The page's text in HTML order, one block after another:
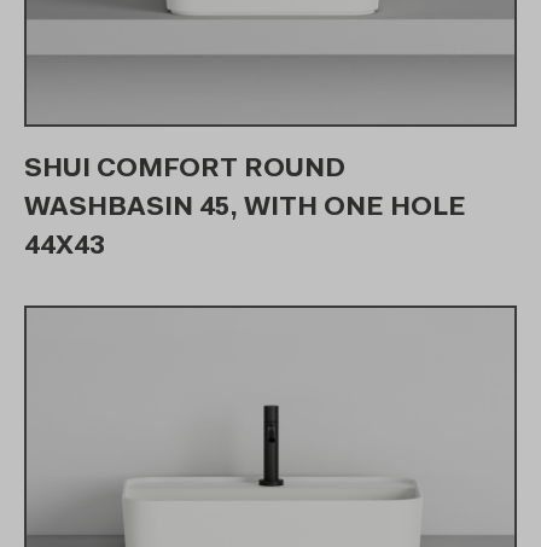
SHUI COMFORT ROUND
WASHBASIN 45, WITH ONE HOLE
44X43